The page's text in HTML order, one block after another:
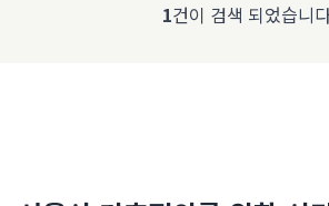
1건이 검색 되었습니